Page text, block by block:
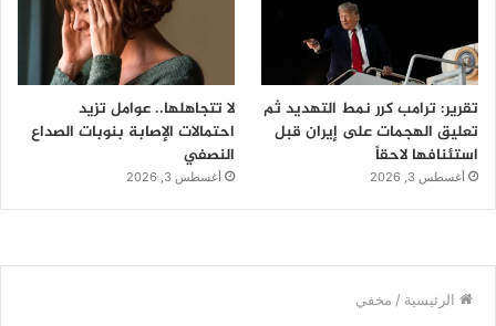
تقرير: ترامب كرر نمط التهديد ثم
تعليق الهجمات على إيران قبل
استئنافها لاحقاً
أغسطس 3, 2026
لا تتجاهلها.. عوامل تزيد
احتمالات الإصابة بنوبات الصداع
النصفي
أغسطس 3, 2026